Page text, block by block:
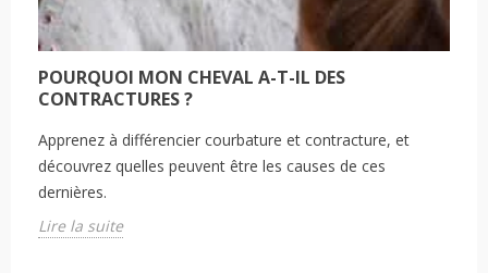
POURQUOI MON CHEVAL A-T-IL DES
CONTRACTURES ?
Apprenez à différencier courbature et contracture, et
découvrez quelles peuvent être les causes de ces
dernières.
Lire la suite